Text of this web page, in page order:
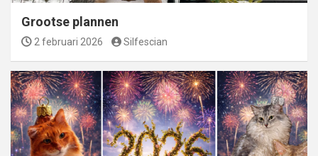
Grootse plannen
2 februari 2026 Silfescian